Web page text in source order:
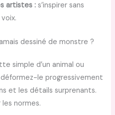
artistes : s’inspirer sans
dessiné de monstre ?
simple d’un animal ou
déformez-le progressivement
et les détails surprenants.
normes.